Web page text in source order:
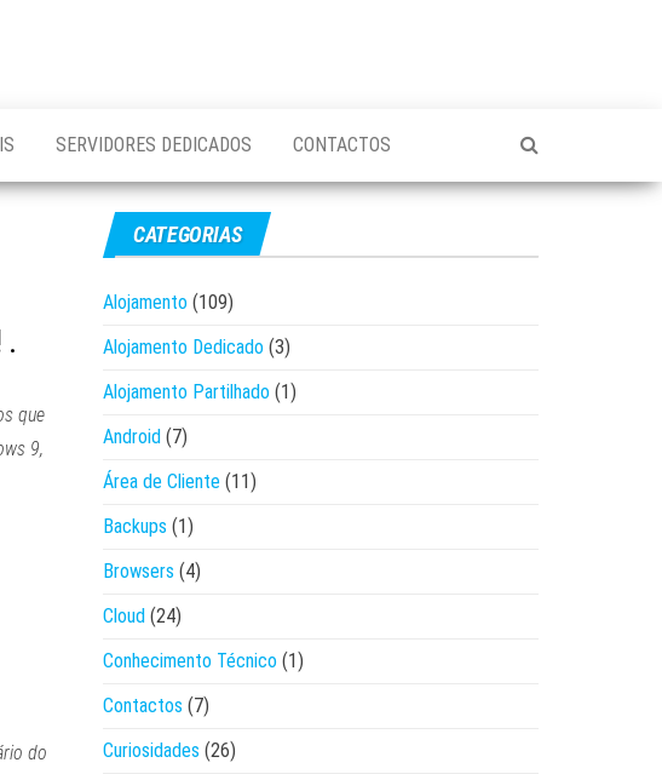
SERVIDORES DEDICADOS CONTACTOS
.
que
9,
do
CATEGORIAS
Alojamento (109)
Alojamento Dedicado (3)
Alojamento Partilhado (1)
Android (7)
Área de Cliente (11)
Backups (1)
Browsers (4)
Cloud (24)
Conhecimento Técnico (1)
Contactos (7)
Curiosidades (26)